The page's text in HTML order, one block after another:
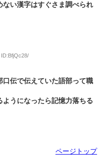
い漢字はすぐさま調べられ
伝で伝えていた語部って職
うになったら記憶力落ちる
ページトップ